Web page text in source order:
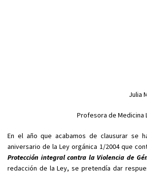
Julia
Profesora de Medicina
En el año que acabamos de clausurar se
aniversario de la Ley orgánica 1/2004 que
Protección integral contra la Violencia de
redacción de la Ley, se pretendía dar